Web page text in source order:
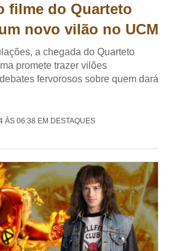
filme do Quarteto
novo vilão no UCM
a chegada do Quarteto
promete trazer vilões
fervorosos sobre quem dará
ÀS 06:38 EM DESTAQUES